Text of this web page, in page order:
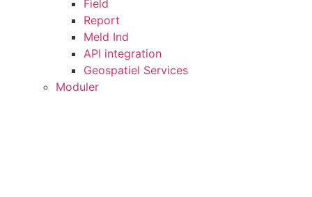
Field
Report
Meld Ind
API integration
Geospatiel Services
Moduler